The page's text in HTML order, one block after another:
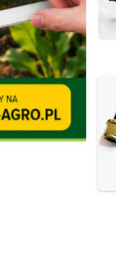
ZOBACZ